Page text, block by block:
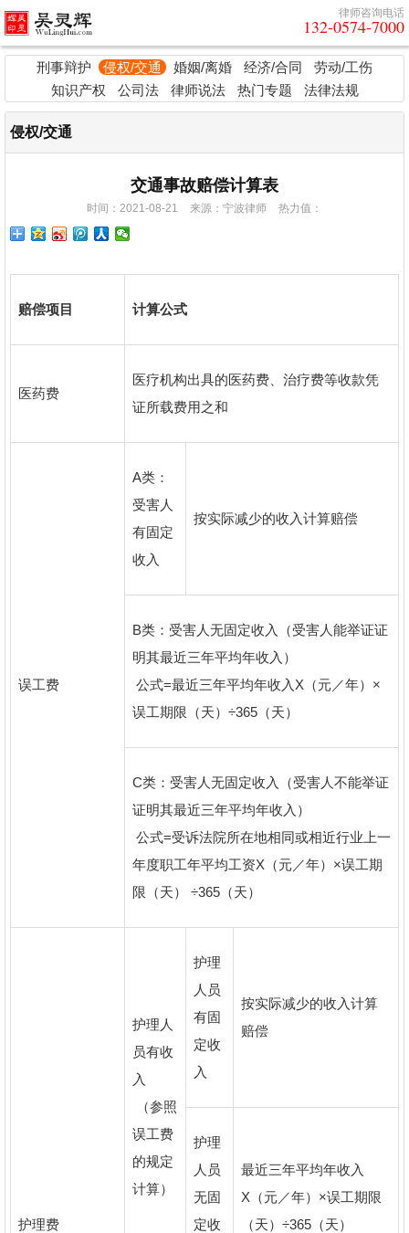
律师咨询电话
132-0574-7000
刑事辩护 侵权/交通 婚姻/离婚 经济/合同
劳动/工伤
知识产权
公司法 律师说法 热门专题 法律法规
侵权/交通
交通事故赔偿计算表
时间：2021-08-21 来源：宁波律师 热力值：
赔偿项目 计算公式
医药费
医疗机构出具的医药费、治疗费等收款凭
证所载费用之和
误工费
A类：
受害人
有固定
收入
按实际减少的收入计算赔偿
B类：受害人无固定收入（受害人能举证证
明其最近三年平均年收入）
公式=最近三年平均年收入X（元／年）×
误工期限（天）÷365（天）
C类：受害人无固定收入（受害人不能举证
证明其最近三年平均年收入）
公式=受诉法院所在地相同或相近行业上一
年度职工年平均工资X（元／年）×误工期
限（天） ÷365（天）
护理费
护理人
员有收
入
（参照
误工费
的规定
计算）
护理
人员
有固
定收
入
按实际减少的收入计算
赔偿
护理
人员
无固
定收
最近三年平均年收入
X（元／年）×误工期限
（天）÷365（天）